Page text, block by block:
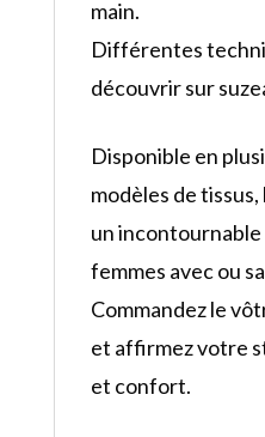
main.
Différentes
découvrir sur
Disponible en
modèles de
un
femmes avec ou
Commandez le
et affirmez votre
et confort.